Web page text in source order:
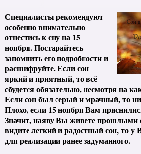
Специалисты рекомендуют
особенно внимательно
отнестись к сну на 15
ноября. Постарайтесь
запомнить его подробности и
расшифруйте. Если сон
яркий и приятный, то всё
сбудется обязательно, несмотря на
Если сон был серый и мрачный, то
Плохо, если 15 ноября Вам
Значит, наяву Вы живете прошлыми
видите легкий и радостный сон, то у
для реализации ранее задуманного.